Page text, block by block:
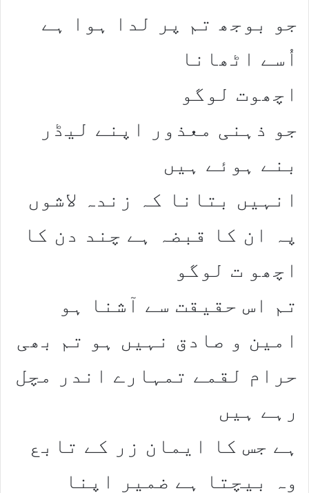
جو بوجھ تم پر لدا ہوا ہے
اُسے اٹھانا
اچھوت لوگو
جو ذہنی معذور اپنے لیڈر
بنے ہوئے ہیں
انہیں بتانا کہ زندہ لاشوں
پہ ان کا قبضہ ہے چند دن کا
اچھو ت لوگو
تم اس حقیقت سے آشنا ہو
امین و صادق نہیں ہو تم بھی
حرام لقمے تمہارے اندر مچل
رہے ہیں
ہے جس کا ایمان زر کے تابع
وہ بیچتا ہے ضمیر اپنا